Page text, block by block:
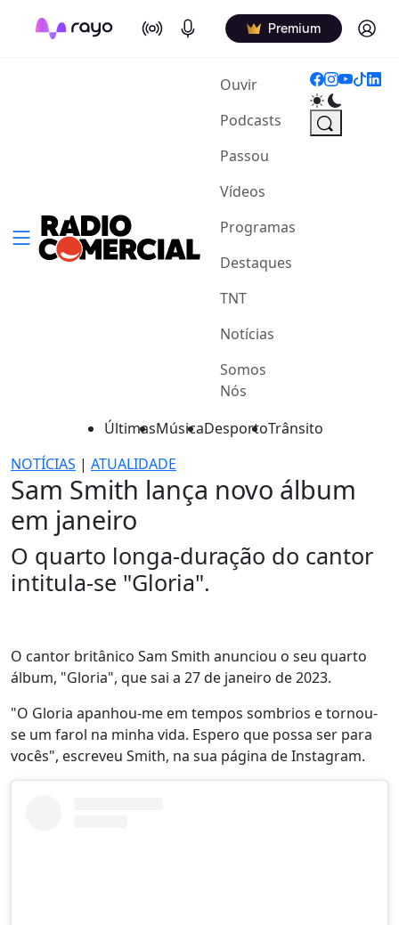
On Air Podcasts Premium Log in
Ouvir(current)
Podcasts
Passou
Vídeos
Programas
Destaques
TNT
Notícias
Somos
Nós
ÚltimasMúsicaDesportoTrânsito
NOTÍCIAS | ATUALIDADE
Sam Smith lança novo álbum
em janeiro
O quarto longa-duração do cantor
intitula-se "Gloria".
O cantor britânico Sam Smith anunciou o seu quarto
álbum, "Gloria", que sai a 27 de janeiro de 2023.
"O Gloria apanhou-me em tempos sombrios e tornou-
se um farol na minha vida. Espero que possa ser para
vocês", escreveu Smith, na sua página de Instagram.